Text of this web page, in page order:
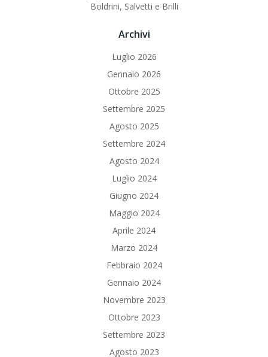
Boldrini, Salvetti e Brilli
Archivi
Luglio 2026
Gennaio 2026
Ottobre 2025
Settembre 2025
Agosto 2025
Settembre 2024
Agosto 2024
Luglio 2024
Giugno 2024
Maggio 2024
Aprile 2024
Marzo 2024
Febbraio 2024
Gennaio 2024
Novembre 2023
Ottobre 2023
Settembre 2023
Agosto 2023